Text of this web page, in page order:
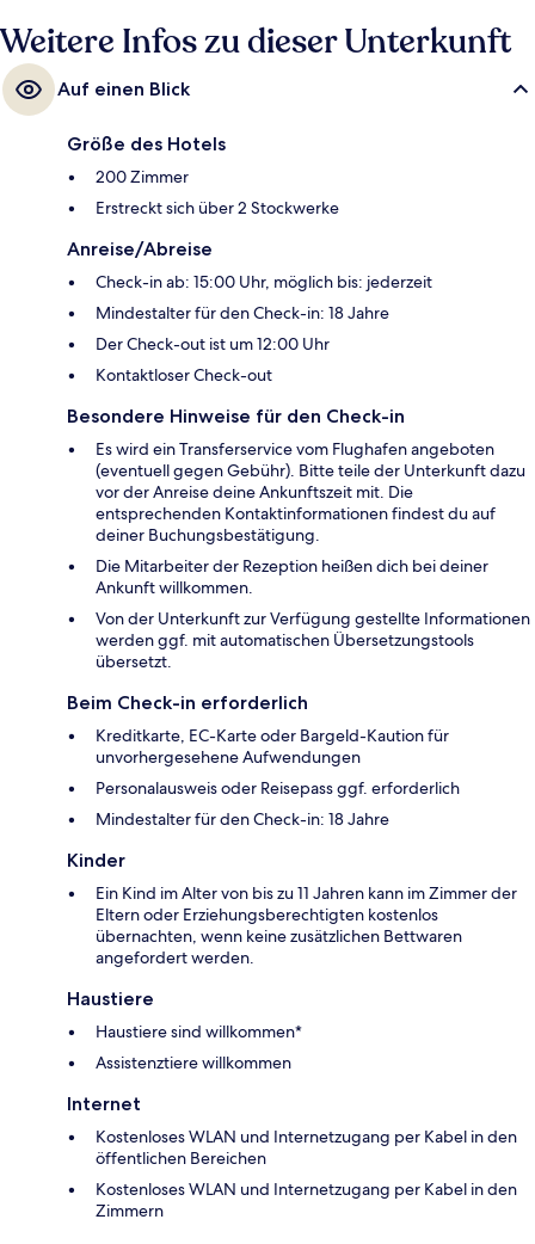
Weitere Infos zu dieser Unterkunft
Auf einen Blick
Größe des Hotels
200 Zimmer
Erstreckt sich über 2 Stockwerke
Anreise/Abreise
Check-in ab: 15:00 Uhr, möglich bis: jederzeit
Mindestalter für den Check-in: 18 Jahre
Der Check-out ist um 12:00 Uhr
Kontaktloser Check-out
Besondere Hinweise für den Check-in
Es wird ein Transferservice vom Flughafen angeboten
(eventuell gegen Gebühr). Bitte teile der Unterkunft dazu
vor der Anreise deine Ankunftszeit mit. Die
entsprechenden Kontaktinformationen findest du auf
deiner Buchungsbestätigung.
Die Mitarbeiter der Rezeption heißen dich bei deiner
Ankunft willkommen.
Von der Unterkunft zur Verfügung gestellte Informationen
werden ggf. mit automatischen Übersetzungstools
übersetzt.
Beim Check-in erforderlich
Kreditkarte, EC-Karte oder Bargeld-Kaution für
unvorhergesehene Aufwendungen
Personalausweis oder Reisepass ggf. erforderlich
Mindestalter für den Check-in: 18 Jahre
Kinder
Ein Kind im Alter von bis zu 11 Jahren kann im Zimmer der
Eltern oder Erziehungsberechtigten kostenlos
übernachten, wenn keine zusätzlichen Bettwaren
angefordert werden.
Haustiere
Haustiere sind willkommen*
Assistenztiere willkommen
Internet
Kostenloses WLAN und Internetzugang per Kabel in den
öffentlichen Bereichen
Kostenloses WLAN und Internetzugang per Kabel in den
Zimmern